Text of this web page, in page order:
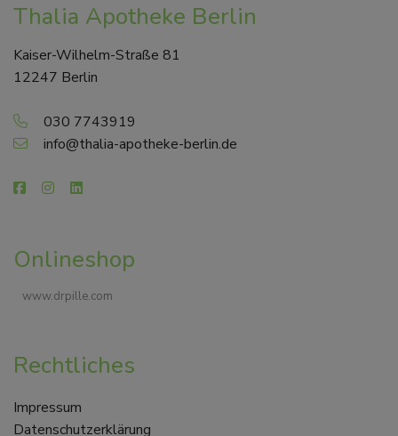
Thalia Apotheke Berlin
Kaiser-Wilhelm-Straße 81
12247 Berlin
030 7743919
info@thalia-apotheke-berlin.de
Onlineshop
www.drpille.com
Rechtliches
Impressum
Datenschutzerklärung